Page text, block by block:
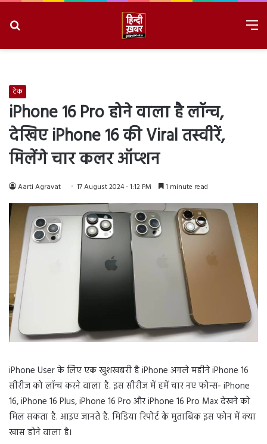
टेक
iPhone 16 Pro होने वाला है लॉन्च,
देखिए iPhone 16 की Viral तस्वीरें,
मिलेंगे चार कलर ऑप्शन
Aarti Agravat 17 August 2024 - 1:12 PM 1 minute read
iPhone User के लिए एक खुशखबरी है iPhone अगले महीने iPhone 16
सीरीज को लॉन्च करने वाला है. इस सीरीज में हमें चार नए फोन्स- iPhone
16, iPhone 16 Plus, iPhone 16 Pro और iPhone 16 Pro Max देखने को
मिल सकता है. आइए जानते है. मिडिया रिपोर्ट के मुताबिक इस फोन में क्या
खास होने वाला है।